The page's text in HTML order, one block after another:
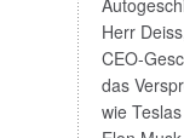
Herr
CEO-
das
wie